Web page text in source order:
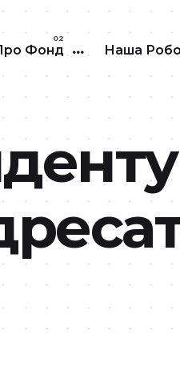
Фонд Наша